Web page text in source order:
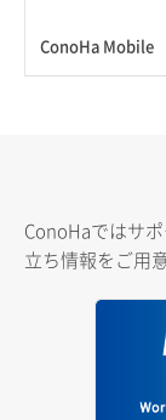
ConoHa Mobile
ConoHaではサ
立ち情報をご用